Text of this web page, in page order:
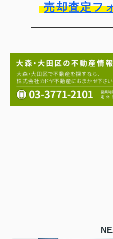
売却査定フ